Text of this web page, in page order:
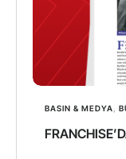
BASIN & MEDYA,